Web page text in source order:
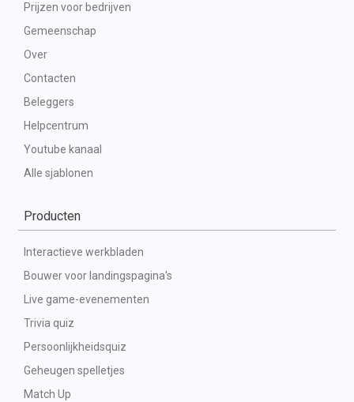
Prijzen voor bedrijven
Gemeenschap
Over
Contacten
Beleggers
Helpcentrum
Youtube kanaal
Alle sjablonen
Producten
Interactieve werkbladen
Bouwer voor landingspagina's
Live game-evenementen
Trivia quiz
Persoonlijkheidsquiz
Geheugen spelletjes
Match Up